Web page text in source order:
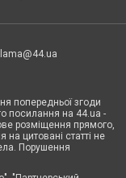
попередньої згоди
посилання на 44.ua -
розміщення прямого,
цитовані статті не
Порушення